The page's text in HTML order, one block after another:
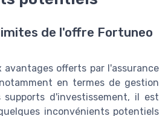
de l'offre Fortuneo
avantages offerts par l'assurance
en termes de gestion
d'investissement, il est
inconvénients potentiels